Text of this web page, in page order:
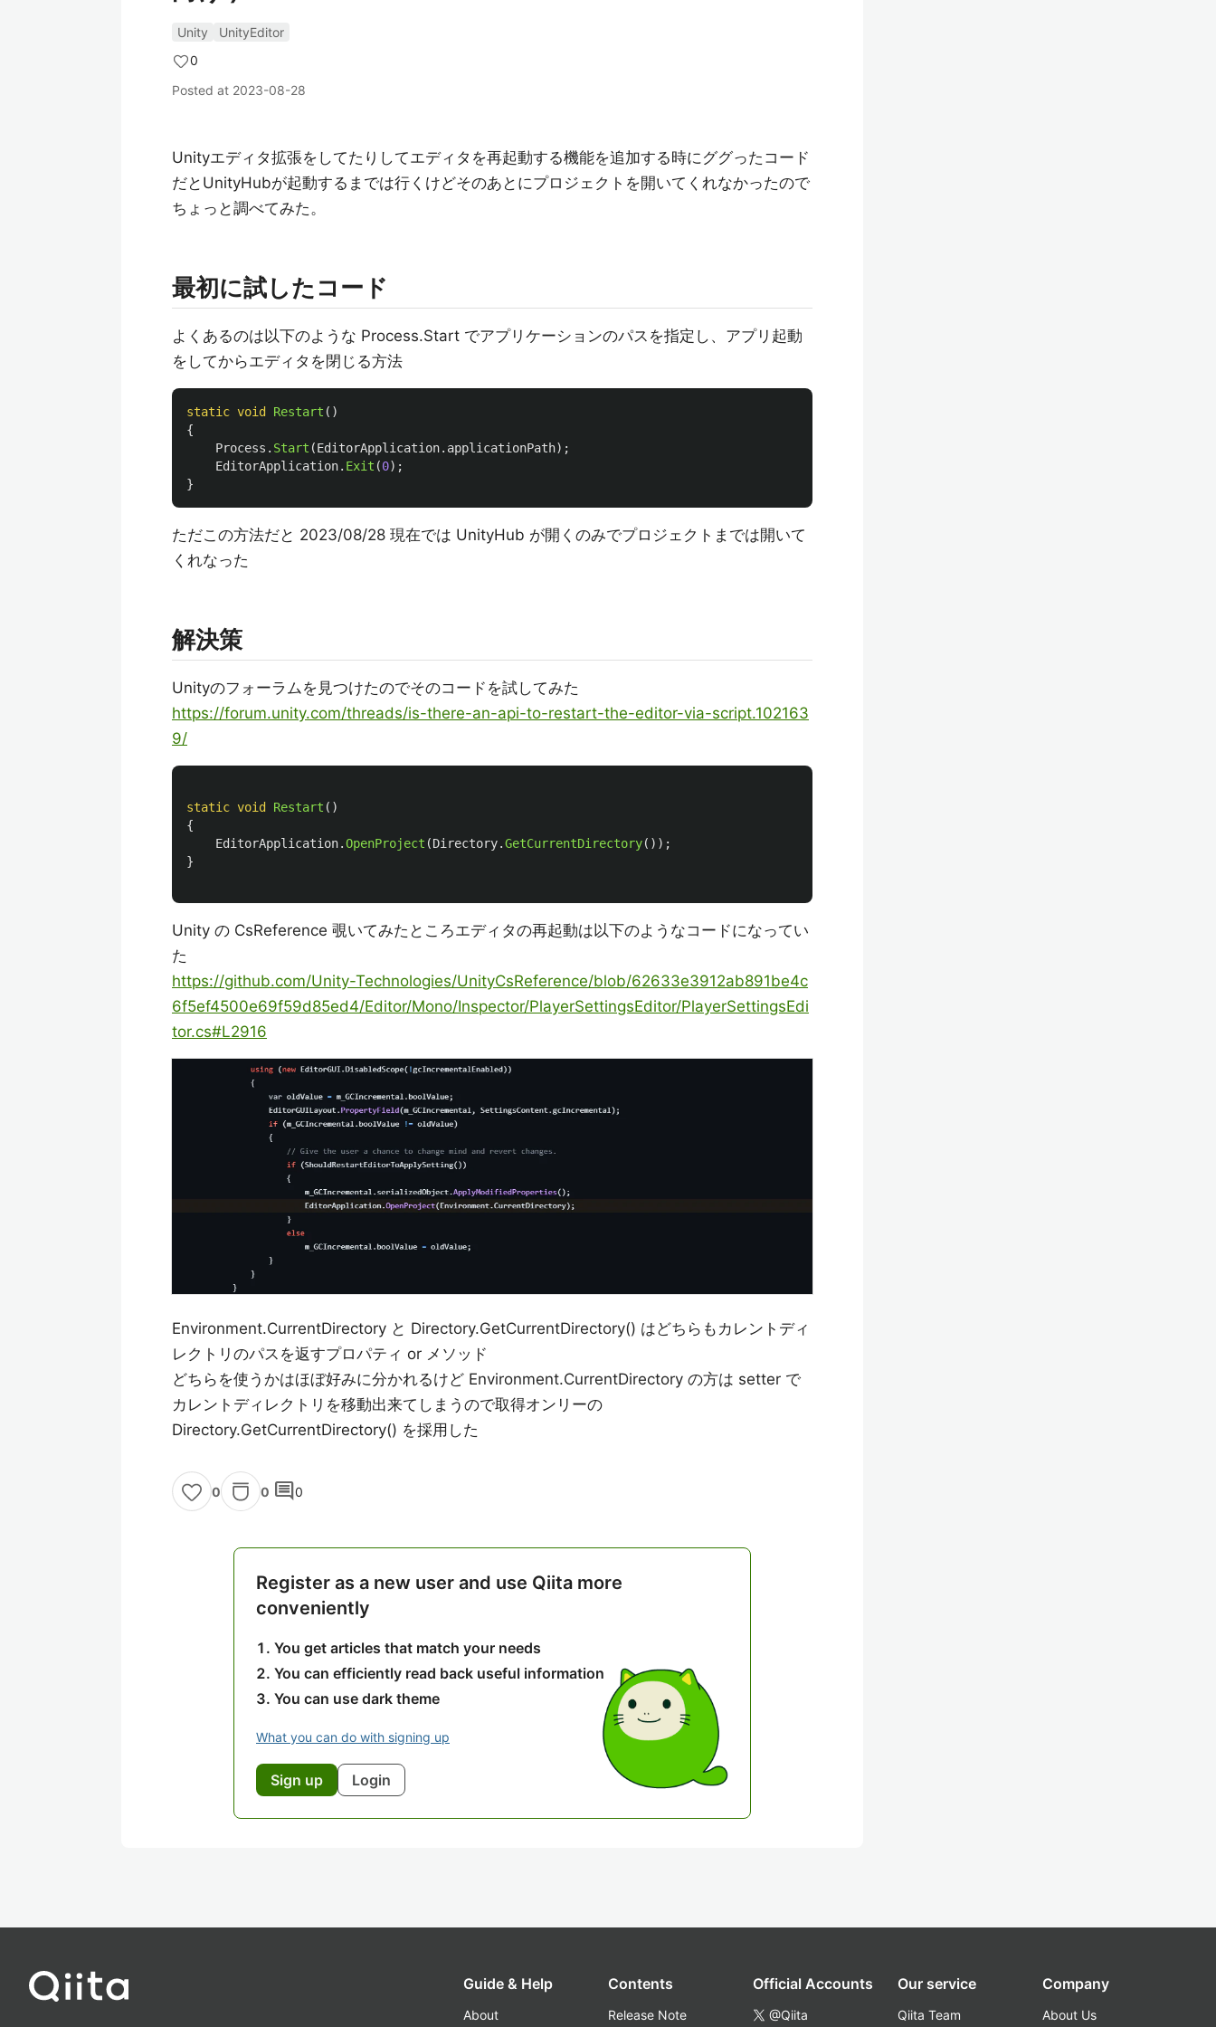
Unity
UnityEditor
0
Posted at 2023-08-28
Unityエディタ拡張をしてたりしてエディタを再起動する機能を追加する時にググったコード
だとUnityHubが起動するまでは行くけどそのあとにプロジェクトを開いてくれなかったので
ちょっと調べてみた。
最初に試したコード
よくあるのは以下のような Process.Start でアプリケーションのパスを指定し、アプリ起動
をしてからエディタを閉じる方法
static void Restart ()
{
Process . Start (EditorApplication. applicationPath);
EditorApplication. Exit (0);
}
ただこの方法だと 2023/08/28 現在では UnityHub が開くのみでプロジェクトまでは開いて
くれなった
解決策
Unityのフォーラムを見つけたのでそのコードを試してみた
https://forum.unity.com/threads/is-there-an-api-to-restart-the-editor-via-script.102163
9/
static void Restart ()
{
EditorApplication.OpenProject (Directory.GetCurrentDirectory());
}
Unity の CsReference 覗いてみたところエディタの再起動は以下のようなコードになってい
た
https://github.com/Unity-Technologies/UnityCsReference/blob/62633e3912ab891be4c
6f5ef4500e69f59d85ed4/Editor/Mono/Inspector/PlayerSettingsEditor/PlayerSettingsEdi
tor.cs#L2916
Environment.CurrentDirectory と Directory.GetCurrentDirectory() はどちらもカレントディ
レクトリのパスを返すプロパティ or メソッド
どちらを使うかはほぼ好みに分かれるけど Environment.CurrentDirectory の方は setter で
カレントディレクトリを移動出来てしまうので取得オンリーの
Directory.GetCurrentDirectory() を採用した
0 0 comment0
Register as a new user and use Qiita more
conveniently
You get articles that match your needs
You can efficiently read back useful information
You can use dark theme
What you can do with signing up
Sign up Login
Guide & Help
About
Contents
Release Note
Official Accounts
@Qiita
Our service
Qiita Team
Company
About Us